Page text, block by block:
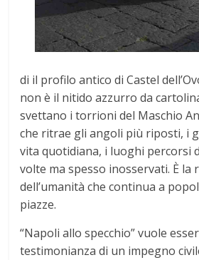
di il profilo antico di Castel
non è il nitido azzurro da
svettano i torrioni del Maschio
che ritrae gli angoli più riposti, i
vita quotidiana, i luoghi percorsi
volte ma spesso inosservati. È la
dell’umanità che continua a
piazze.
“Napoli allo specchio” vuole
testimonianza di un impegno